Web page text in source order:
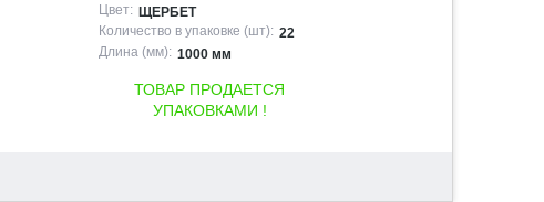
Цвет: ЩЕРБЕТ
Количество в упаковке (шт): 22
Длина (мм): 1000 мм
ТОВАР ПРОДАЕТСЯ
УПАКОВКАМИ !